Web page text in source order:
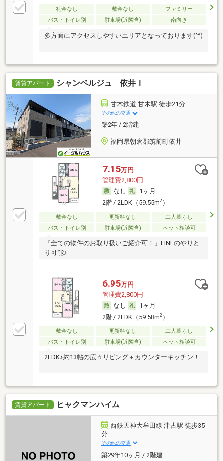
礼金なし 敷金なし
ファミリー
バス・トイレ別
駐車場(近隣含) 南向き
多方面にアクセスしやすいエリアとなっております(^^)
賃貸アパート シャンベルジュ 依井Ｉ
甘木鉄道 甘木駅 徒歩21分
その他の交通
築2年 / 2階建
福岡県朝倉郡筑前町依井
7.15万円
管理費2,800円
なし
1ヶ月
2階 / 2LDK（59.55m2）
敷金なし 更新料なし
二人暮らし
バス・トイレ別
駐車場(近隣含) ペット相談可
『全ての物件のお取り扱いご紹介可！』LINEのやりと
り可能♪
6.95万円
管理費2,800円
なし
1ヶ月
2階 / 2LDK（59.58m2）
敷金なし 更新料なし
二人暮らし
バス・トイレ別
駐車場(近隣含) ペット相談可
2LDK♪約13帖の広々リビング＋カウンターキッチン！
賃貸アパート ヒャクマンハイム
西鉄天神大牟田線 津古駅 徒歩35
分
その他の交通
築29年10ヶ月 / 2階建